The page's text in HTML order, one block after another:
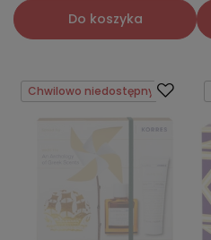
Do koszyka
Chwilowo niedostępny